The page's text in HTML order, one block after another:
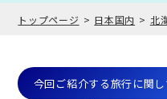
トップページ 日本国内 北
今回ご紹介する旅行に関